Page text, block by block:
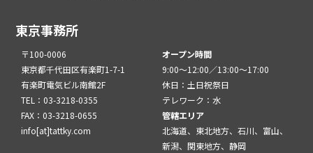
東京事務所
〒100-0006
東京都千代田区有楽町1-7-1
有楽町電気ビル南館2F
TEL：03-3218-0355
FAX：03-3218-0655
info[at]tattky.com
オープン時間
9:00～12:00／13:00～17:00
休日：土日祝祭日
テレワーク：水
管轄エリア
北海道、東北地方、石川、富山、
新潟、関東地方、静岡